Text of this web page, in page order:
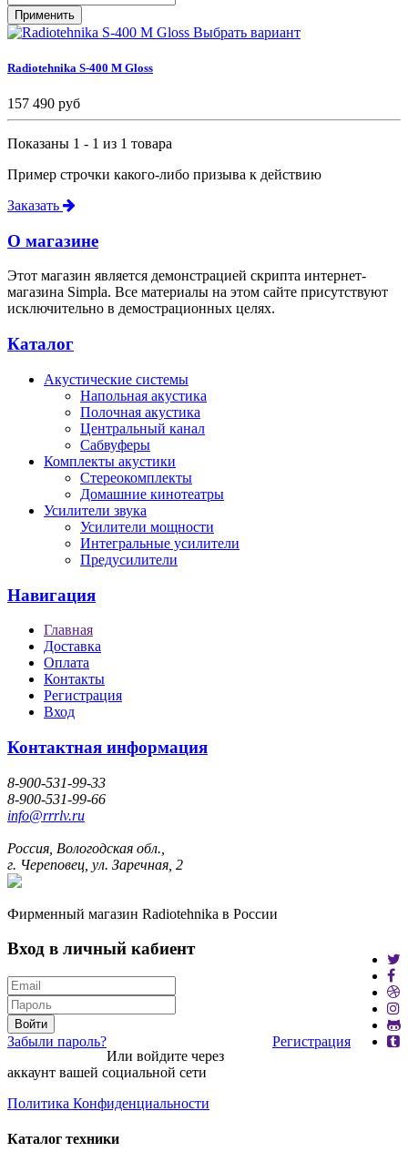
Выбрать вариант
Radiotehnika S-400 M Gloss
157 490 руб
Показаны 1 - 1 из 1 товара
Пример строчки какого-либо призыва к действию
Заказать
О магазине
Этот магазин является демонстрацией скрипта интернет-
магазина Simpla. Все материалы на этом сайте присутствуют
исключительно в демострационных целях.
Каталог
Акустические системы
Напольная акустика
Полочная акустика
Центральный канал
Сабвуферы
Комплекты акустики
Стереокомплекты
Домашние кинотеатры
Усилители звука
Усилители мощности
Интегральные усилители
Предусилители
Навигация
Главная
Доставка
Оплата
Контакты
Регистрация
Вход
Контактная информация
8-900-531-99-33
8-900-531-99-66
info@rrrlv.ru
Россия, Вологодская обл.,
г. Череповец, ул. Заречная, 2
Фирменный магазин Radiotehnika в России
Вход в личный кабиент
Войти
Забыли пароль?
Регистрация
Или войдите через
аккаунт вашей социальной сети
Политика Конфиденциальности
Каталог техники